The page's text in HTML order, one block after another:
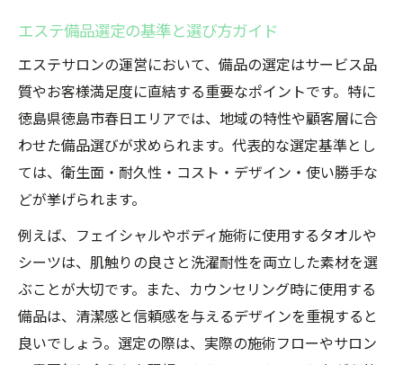
エステ備品選定の基準と選び方ガイド
エステサロンの運営において、備品の選定はサービス品
質やお客様満足度に直結する重要なポイントです。特に
徳島県徳島市春日エリアでは、地域の特性や顧客層に合
わせた備品選びが求められます。代表的な選定基準とし
ては、衛生面・耐久性・コスト・デザイン・使い勝手な
どが挙げられます。
例えば、フェイシャルやボディ施術に使用するタオルや
シーツは、肌触りの良さと洗濯耐性を両立した素材を選
ぶことが大切です。また、カウンセリング時に使用する
備品は、清潔感と信頼感を与えるデザインを重視すると
良いでしょう。選定の際は、実際の施術フローやサロン